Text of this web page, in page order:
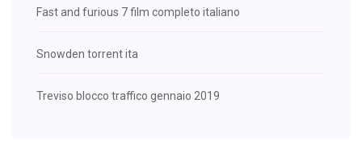
Fast and furious 7 film completo italiano
Snowden torrent ita
Treviso blocco traffico gennaio 2019